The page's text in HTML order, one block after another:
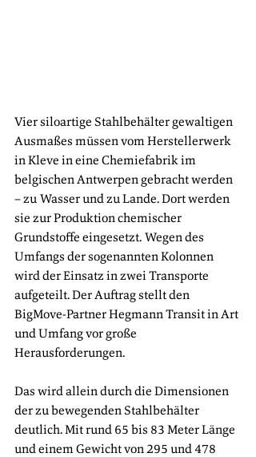
Vier siloartige Stahlbehälter gewaltigen
Ausmaßes müssen vom Herstellerwerk
in Kleve in eine Chemiefabrik im
belgischen Antwerpen gebracht werden
– zu Wasser und zu Lande. Dort werden
sie zur Produktion chemischer
Grundstoffe eingesetzt. Wegen des
Umfangs der sogenannten Kolonnen
wird der Einsatz in zwei Transporte
aufgeteilt. Der Auftrag stellt den
BigMove-Partner Hegmann Transit in Art
und Umfang vor große
Herausforderungen.
Das wird allein durch die Dimensionen
der zu bewegenden Stahlbehälter
deutlich. Mit rund 65 bis 83 Meter Länge
und einem Gewicht von 295 und 478